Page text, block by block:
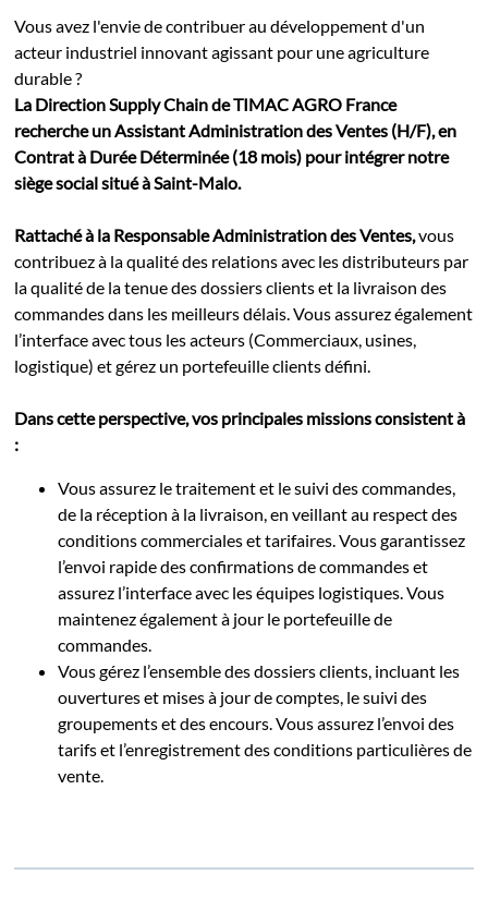
Vous avez l'envie de contribuer au développement d'un
acteur industriel innovant agissant pour une agriculture
durable ?
La Direction Supply Chain de TIMAC AGRO France
recherche un Assistant Administration des Ventes (H/F), en
Contrat à Durée Déterminée (18 mois) pour intégrer notre
siège social situé à Saint-Malo.
Rattaché à la Responsable Administration des Ventes,vous
contribuez à la qualité des relations avec les distributeurs par
la qualité de la tenue des dossiers clients et la livraison des
commandes dans les meilleurs délais. Vous assurez également
l’interface avec tous les acteurs (Commerciaux, usines,
logistique) et gérez un portefeuille clients défini.
Dans cette perspective, vos principales missions consistent à
:
Vous assurez le traitement et le suivi des commandes,
de la réception à la livraison, en veillant au respect des
conditions commerciales et tarifaires. Vous garantissez
l’envoi rapide des confirmations de commandes et
assurez l’interface avec les équipes logistiques. Vous
maintenez également à jour le portefeuille de
commandes.
Vous gérez l’ensemble des dossiers clients, incluant les
ouvertures et mises à jour de comptes, le suivi des
groupements et des encours. Vous assurez l’envoi des
tarifs et l’enregistrement des conditions particulières de
vente.